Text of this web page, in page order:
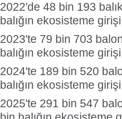
2022'de 48 bin 193
balığın ekosisteme
2023'te 79 bin 703
balığın ekosisteme
2024'te 189 bin 520
balığın ekosisteme
2025'te 291 bin 547